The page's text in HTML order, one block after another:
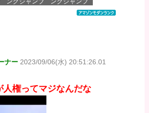
コミックス
ナー 2023/09/06(水) 20:51:26.01
人権ってマジなんだな